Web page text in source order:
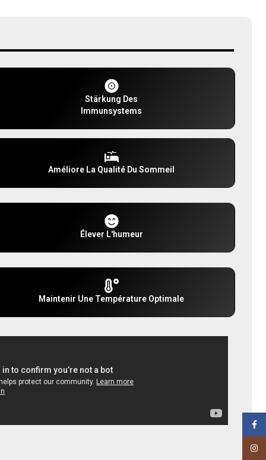
Stärkung Des
Immunsystems
Améliore La Qualité Du Sommeil
Élever L'humeur
Maintenir Une Température Optimale